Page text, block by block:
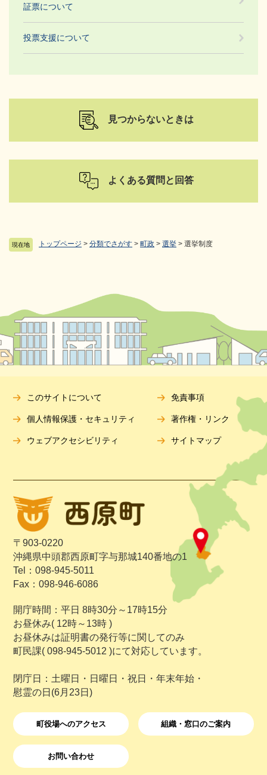
現在地 トップページ > 分類でさがす > 町政 > 選挙 > 選挙制度
証票について
投票支援について
見つからないときは
よくある質問と回答
〒903-0220
沖縄県中頭郡西原町字与那城140番地の1
Tel：098-945-5011
Fax：098-946-6086
開庁時間：平日 8時30分～17時15分
お昼休み( 12時～13時 )
お昼休みは証明書の発行等に関してのみ
町民課( 098-945-5012 )にて対応しています。
閉庁日：土曜日・日曜日・祝日・年末年始・
慰霊の日(6月23日)
町役場へのアクセス 組織・窓口のご案内
お問い合わせ
このサイトについて 免責事項
個人情報保護・セキュリティ 著作権・リンク
ウェブアクセシビリティ サイトマップ